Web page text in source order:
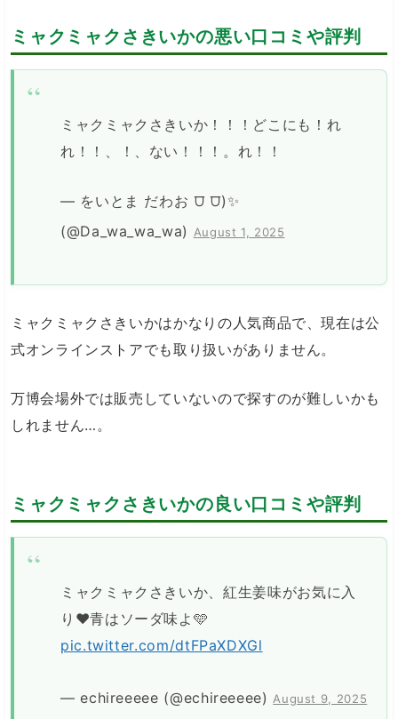
ミャクミャクさきいかの悪い口コミや評判
ミャクミャクさきいか！！！どこにも！れ
れ！！、！、ない！！！。れ！！
— をいとま だわお ⩌ ⩌)✨
(@Da_wa_wa_wa)
August 1, 2025
ミャクミャクさきいかはかなりの人気商品で、現在は公
式オンラインストアでも取り扱いがありません。
万博会場外では販売していないので探すのが難しいかも
しれません…。
ミャクミャクさきいかの良い口コミや評判
ミャクミャクさきいか、紅生姜味がお気に入
り❤️青はソーダ味よ🩵
pic.twitter.com/dtFPaXDXGl
— echireeeee (@echireeeee)August 9, 2025